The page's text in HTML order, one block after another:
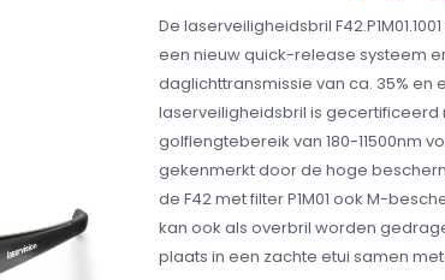
De laserveiligheidsbril
een nieuw quick-release systeem
daglichttransmissie van ca. 35% en
laserveiligheidsbril is
golflengtebereik van 180-11500nm
gekenmerkt door de hoge
de F42 met filter P1M01 ook M-
kan ook als overbril worden
plaats in een zachte etui samen